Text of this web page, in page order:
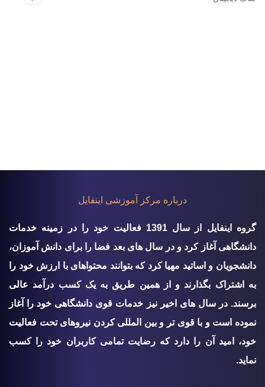
درباره مرکز آموزشی اینفایل
گروه اينفايل از سال 1391 فعالیت خود را در زمینه خدمات
دانشگاهی آغاز کرد و در سال های بعد فضا را برای دانش آموزان،
دانشجویان و اساتید مهیا کرد که بتوانند محتواهای با ارزش خود را
به اشتراک بگذارند و از همین طریق به یک کسب درآمد عالی
برسند. در سال های اخیر نیز خدمات قوی دانشگاهی خود را آغاز
نموده است و با قوی تر و بین المللی کردن نیروهای تحت فعالیت
خود، امید آن را دارد که رضایت تمامی کاربران خود را کسب
نماید.